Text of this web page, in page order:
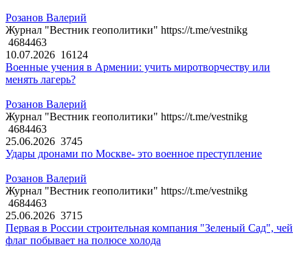
Розанов Валерий
Журнал "Вестник геополитики" https://t.me/vestnikg
4684463
10.07.2026 16124
Военные учения в Армении: учить миротворчеству или
менять лагерь?
Розанов Валерий
Журнал "Вестник геополитики" https://t.me/vestnikg
4684463
25.06.2026 3745
Удары дронами по Москве- это военное преступление
Розанов Валерий
Журнал "Вестник геополитики" https://t.me/vestnikg
4684463
25.06.2026 3715
Первая в России строительная компания "Зеленый Сад", чей
флаг побывает на полюсе холода